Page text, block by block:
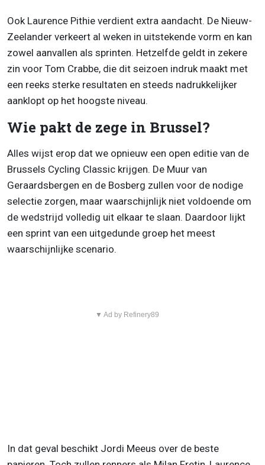
Ook Laurence Pithie verdient extra aandacht. De Nieuw-
Zeelander verkeert al weken in uitstekende vorm en kan
zowel aanvallen als sprinten. Hetzelfde geldt in zekere
zin voor Tom Crabbe, die dit seizoen indruk maakt met
een reeks sterke resultaten en steeds nadrukkelijker
aanklopt op het hoogste niveau.
Wie pakt de zege in Brussel?
Alles wijst erop dat we opnieuw een open editie van de
Brussels Cycling Classic krijgen. De Muur van
Geraardsbergen en de Bosberg zullen voor de nodige
selectie zorgen, maar waarschijnlijk niet voldoende om
de wedstrijd volledig uit elkaar te slaan. Daardoor lijkt
een sprint van een uitgedunde groep het meest
waarschijnlijke scenario.
▼ Ad by Refinery89
In dat geval beschikt Jordi Meeus over de beste